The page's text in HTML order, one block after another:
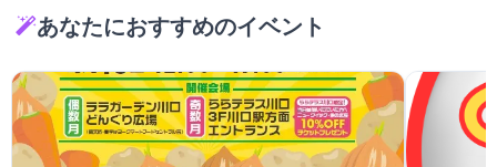
あなたにおすすめのイベント